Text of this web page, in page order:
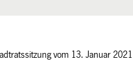
vom 13. Januar 2021